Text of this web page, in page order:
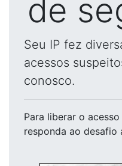
de
Seu IP fez
acessos
conosco.
Para liberar o acesso
responda ao desafio